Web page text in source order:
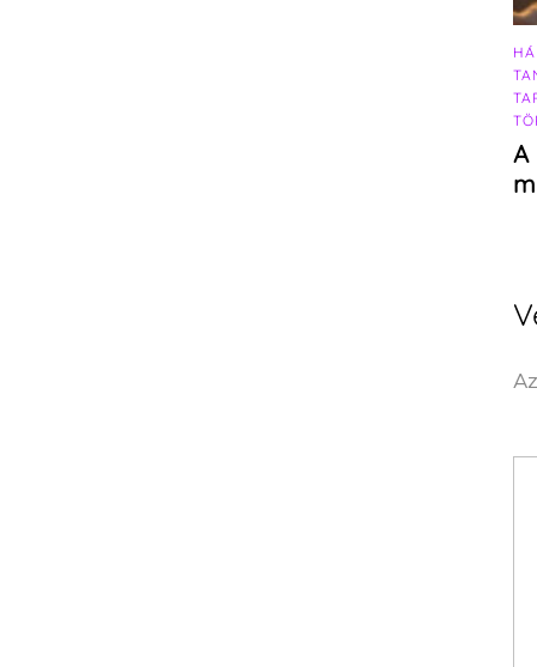
A